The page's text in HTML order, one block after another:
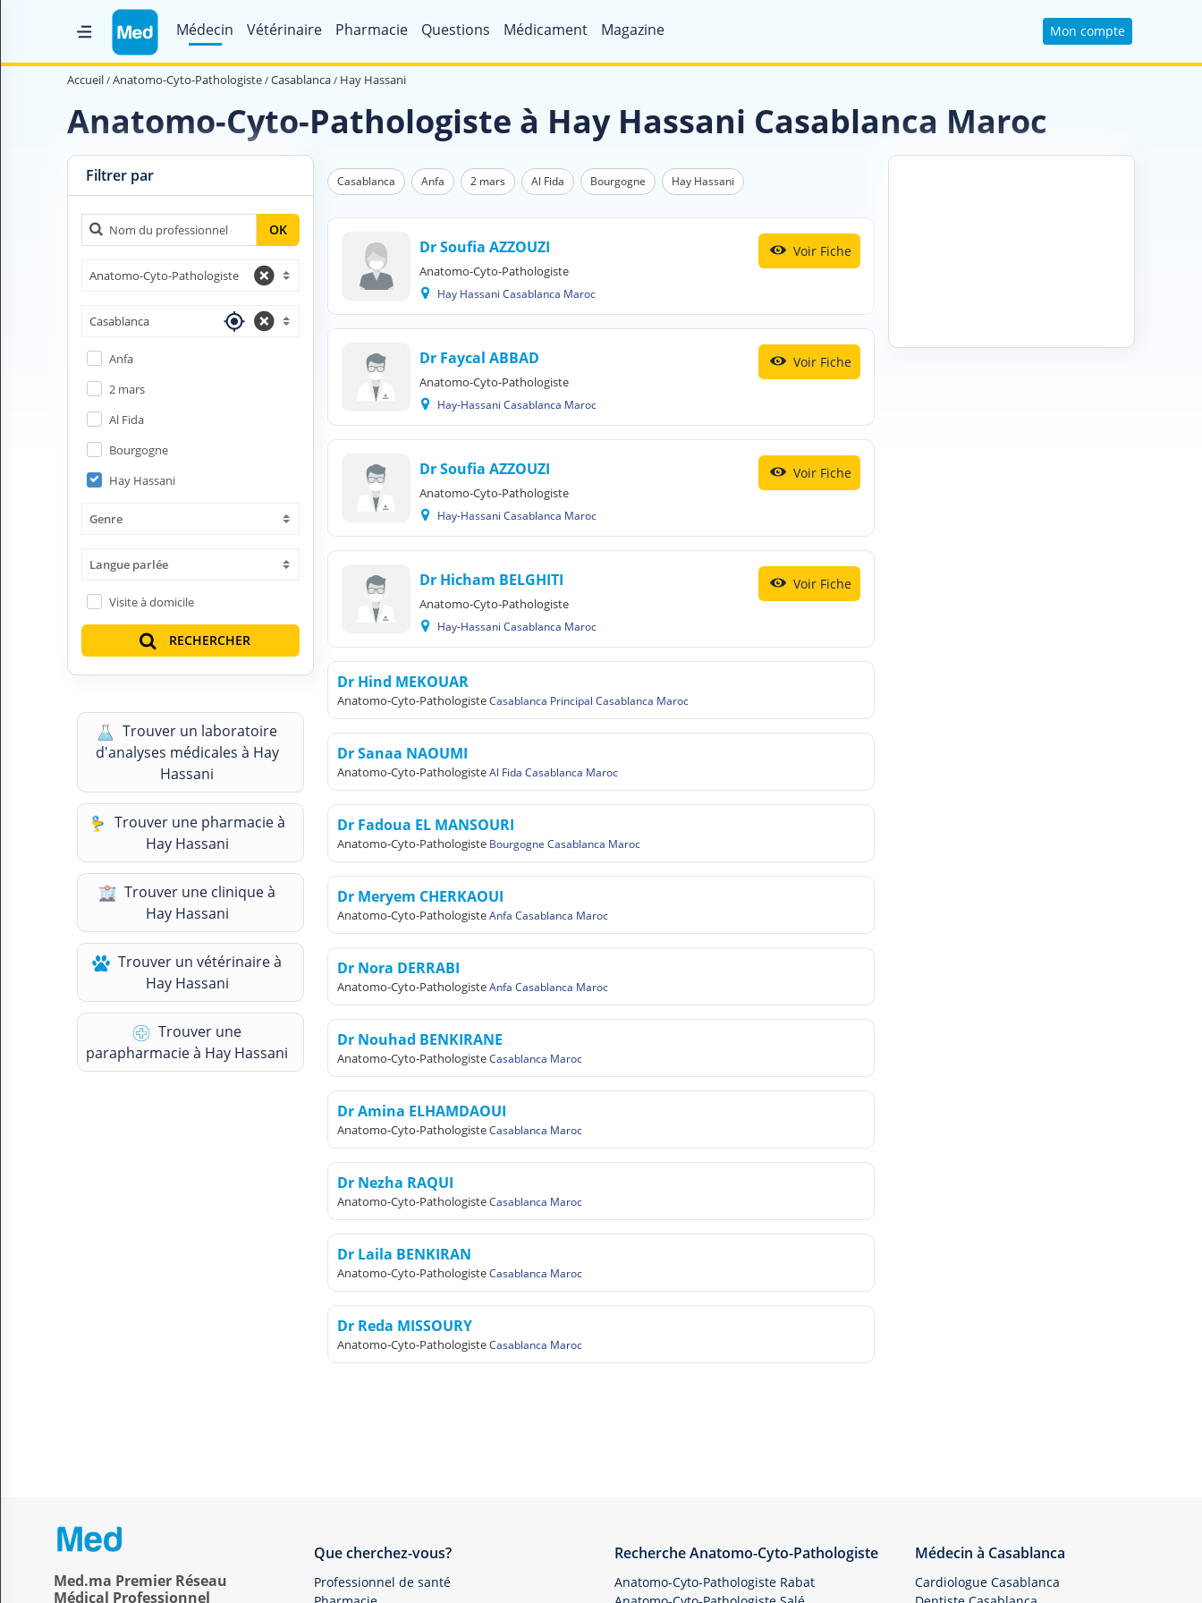
Médecin Vétérinaire Pharmacie Questions Médicament Magazine
Mon compte
Accueil
Magazine Médical
Nous contacter
Clinique
FR Français
Se connecter
Accueil Anatomo-Cyto-Pathologiste Casablanca Hay Hassani
Anatomo-Cyto-Pathologiste à Hay Hassani Casablanca Maroc
Filtrer par
OK
Anatomo-Cyto-Pathologiste
Casablanca
Anfa
2 mars
Al Fida
Bourgogne
Hay Hassani
Genre
Langue parlée
Visite à domicile
RECHERCHER
Trouver un laboratoire
d'analyses médicales à Hay
Hassani
Trouver une pharmacie à
Hay Hassani
Trouver une clinique à
Hay Hassani
Trouver un vétérinaire à
Hay Hassani
Trouver une
parapharmacie à Hay Hassani
Casablanca Anfa 2 mars Al Fida Bourgogne Hay Hassani
Dr Soufia AZZOUZI
Anatomo-Cyto-Pathologiste
Hay Hassani Casablanca Maroc
Voir Fiche
Dr Faycal ABBAD
Anatomo-Cyto-Pathologiste
Hay-Hassani Casablanca Maroc
Voir Fiche
Dr Soufia AZZOUZI
Anatomo-Cyto-Pathologiste
Hay-Hassani Casablanca Maroc
Voir Fiche
Dr Hicham BELGHITI
Anatomo-Cyto-Pathologiste
Hay-Hassani Casablanca Maroc
Voir Fiche
Dr Hind MEKOUAR
Anatomo-Cyto-PathologisteCasablanca Principal Casablanca Maroc
Dr Sanaa NAOUMI
Anatomo-Cyto-PathologisteAl Fida Casablanca Maroc
Dr Fadoua EL MANSOURI
Anatomo-Cyto-Pathologiste Bourgogne Casablanca Maroc
Dr Meryem CHERKAOUI
Anatomo-Cyto-PathologisteAnfa Casablanca Maroc
Dr Nora DERRABI
Anatomo-Cyto-PathologisteAnfa Casablanca Maroc
Dr Nouhad BENKIRANE
Anatomo-Cyto-PathologisteCasablanca Maroc
Dr Amina ELHAMDAOUI
Anatomo-Cyto-PathologisteCasablanca Maroc
Dr Nezha RAQUI
Anatomo-Cyto-PathologisteCasablanca Maroc
Dr Laila BENKIRAN
Anatomo-Cyto-PathologisteCasablanca Maroc
Dr Reda MISSOURY
Anatomo-Cyto-PathologisteCasablanca Maroc
Med.ma Premier Réseau
Médical Professionnel
Que cherchez-vous?
Professionnel de santé
Recherche Anatomo-Cyto-Pathologiste
Anatomo-Cyto-Pathologiste Rabat
Médecin à Casablanca
Cardiologue Casablanca